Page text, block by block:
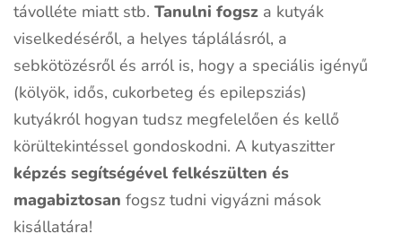
távolléte miatt stb. Tanulni fogsz a kutyák
viselkedéséről, a helyes táplálásról, a
sebkötözésről és arról is, hogy a speciális igényű
(kölyök, idős, cukorbeteg és epilepsziás)
kutyákról hogyan tudsz megfelelően és kellő
körültekintéssel gondoskodni. A kutyaszitter
képzés segítségével felkészülten és
magabiztosan fogsz tudni vigyázni mások
kisállatára!